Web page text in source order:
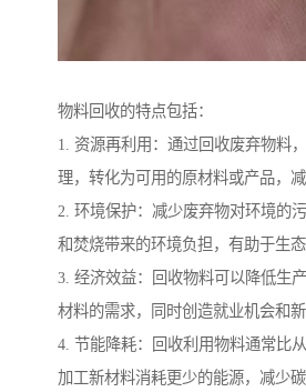
物料回收的特点包括：
1. 资源再利用：通过回收废弃物料
理，转化为可用的原材料或产品，减
2. 环境保护：减少废弃物对环境的
和焚烧带来的环境负担，有助于生态
3. 经济效益：回收物料可以降低生
材料的需求，同时创造就业机会和新
4. 节能降耗：回收利用物料通常比
加工新材料消耗更少的能源，减少碳